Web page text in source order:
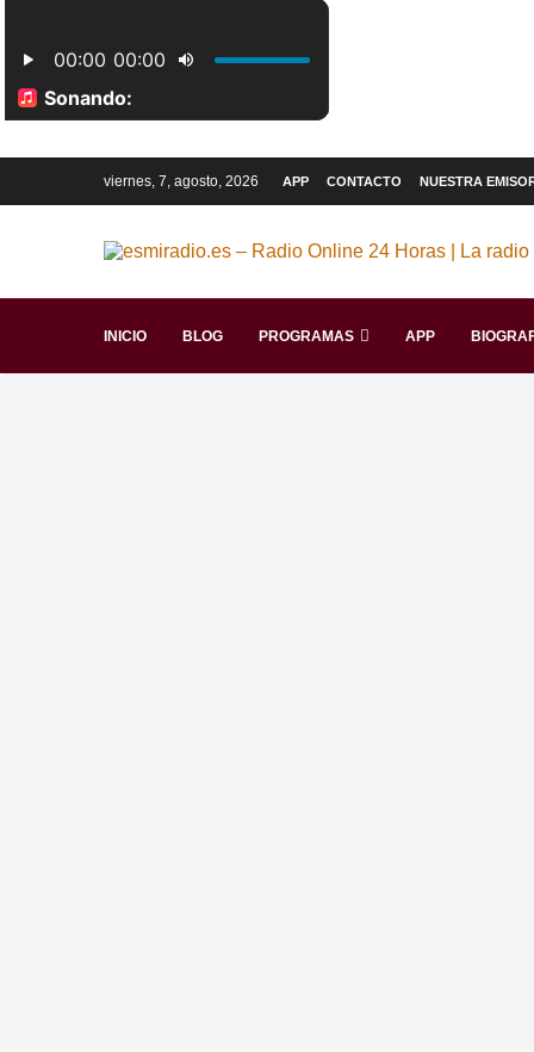
viernes, 7, agosto, 2026 APP CONTACTO NUESTRA
INICIO BLOG PROGRAMAS APP